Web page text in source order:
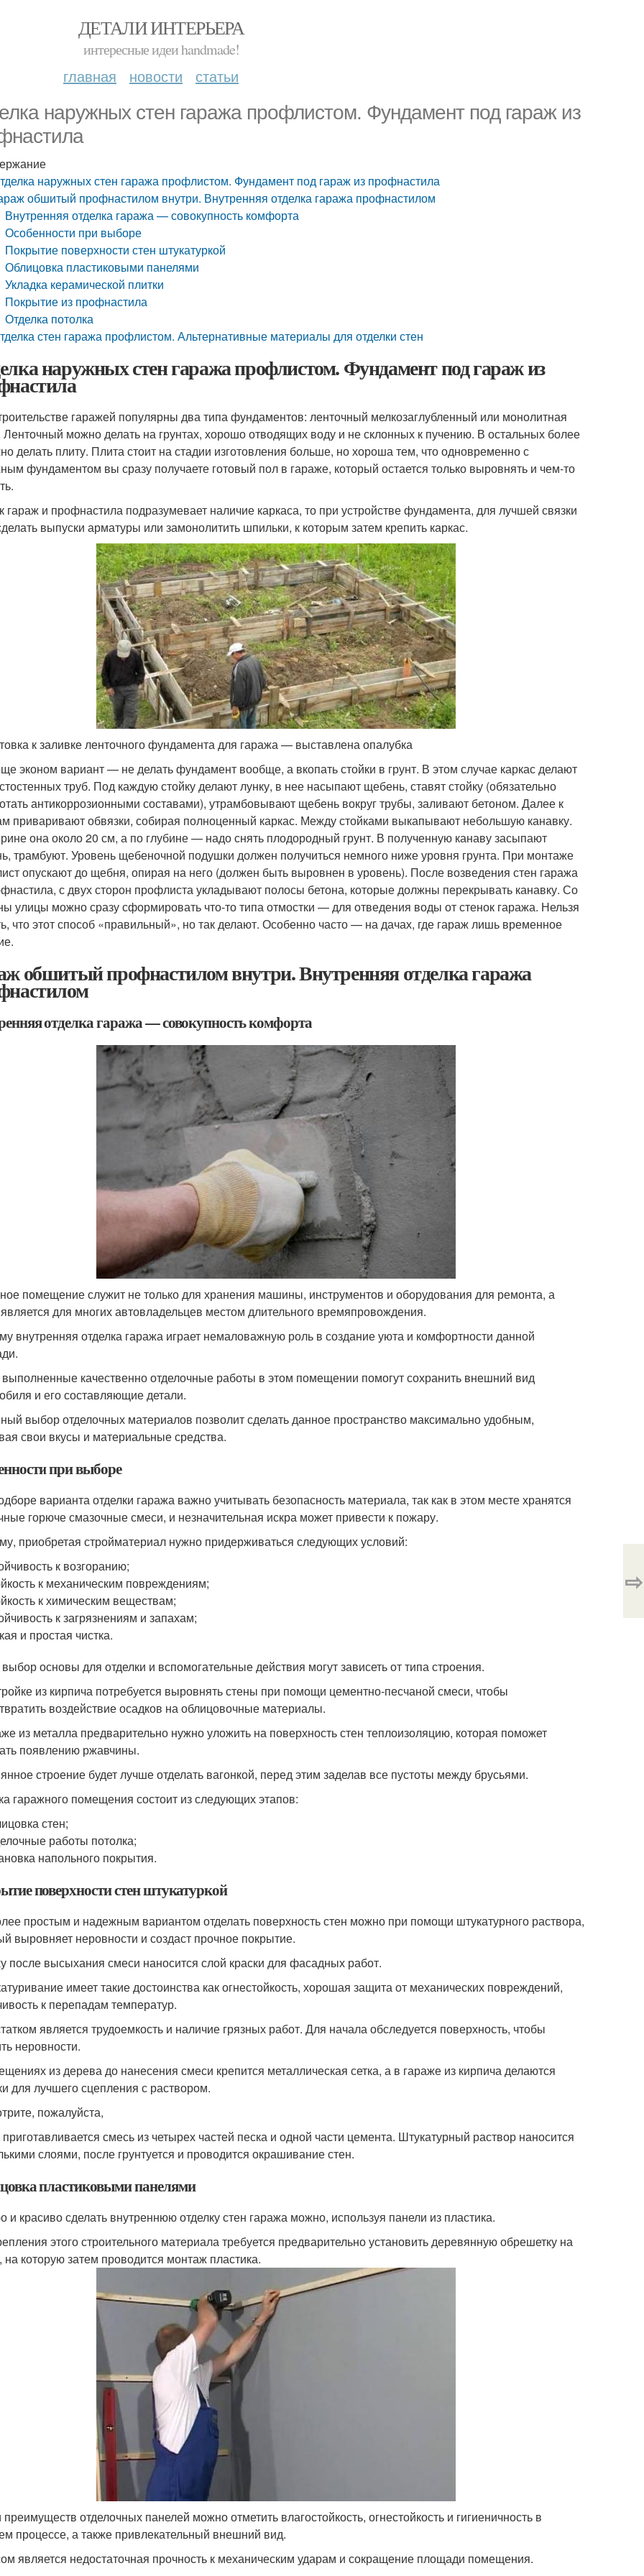
ДЕТАЛИ ИНТЕРЬЕРА
интересные идеи handmade!
главная новости статьи
наружных стен гаража профлистом. Фундамент под гараж из
наружных стен гаража профлистом. Фундамент под гараж из профнастила
обшитый профнастилом внутри. Внутренняя отделка гаража профнастилом
Внутренняя отделка гаража — совокупность комфорта
Особенности при выборе
Покрытие поверхности стен штукатуркой
Облицовка пластиковыми панелями
Укладка керамической плитки
Покрытие из профнастила
Отделка потолка
стен гаража профлистом. Альтернативные материалы для отделки стен
наружных стен гаража профлистом. Фундамент под гараж из
гаражей популярны два типа фундаментов: ленточный мелкозаглубленный или монолитная
Ленточный можно делать на грунтах, хорошо отводящих воду и не склонных к пучению. В остальных более
делать плиту. Плита стоит на стадии изготовления больше, но хороша тем, что одновременно с
фундаментом вы сразу получаете готовый пол в гараже, который остается только выровнять и чем-то
гараж и профнастила подразумевает наличие каркаса, то при устройстве фундамента, для лучшей связки
выпуски арматуры или замонолитить шпильки, к которым затем крепить каркас.
к заливке ленточного фундамента для гаража — выставлена опалубка
эконом вариант — не делать фундамент вообще, а вкопать стойки в грунт. В этом случае каркас делают
труб. Под каждую стойку делают лунку, в нее насыпают щебень, ставят стойку (обязательно
антикоррозионными составами), утрамбовывают щебень вокруг трубы, заливают бетоном. Далее к
приваривают обвязки, собирая полноценный каркас. Между стойками выкапывают небольшую канавку.
она около 20 см, а по глубине — надо снять плодородный грунт. В полученную канаву засыпают
трамбуют. Уровень щебеночной подушки должен получиться немного ниже уровня грунта. При монтаже
опускают до щебня, опирая на него (должен быть выровнен в уровень). После возведения стен гаража
с двух сторон профлиста укладывают полосы бетона, которые должны перекрывать канавку. Со
улицы можно сразу сформировать что-то типа отмостки — для отведения воды от стенок гаража. Нельзя
что этот способ «правильный», но так делают. Особенно часто — на дачах, где гараж лишь временное
обшитый профнастилом внутри. Внутренняя отделка гаража
отделка гаража — совокупность комфорта
помещение служит не только для хранения машины, инструментов и оборудования для ремонта, а
для многих автовладельцев местом длительного времяпровождения.
внутренняя отделка гаража играет немаловажную роль в создание уюта и комфортности данной
качественно отделочные работы в этом помещении помогут сохранить внешний вид
и его составляющие детали.
выбор отделочных материалов позволит сделать данное пространство максимально удобным,
свои вкусы и материальные средства.
при выборе
варианта отделки гаража важно учитывать безопасность материала, так как в этом месте хранятся
горюче смазочные смеси, и незначительная искра может привести к пожару.
приобретая стройматериал нужно придерживаться следующих условий:
к возгоранию;
к механическим повреждениям;
к химическим веществам;
к загрязнениям и запахам;
и простая чистка.
основы для отделки и вспомогательные действия могут зависеть от типа строения.
из кирпича потребуется выровнять стены при помощи цементно-песчаной смеси, чтобы
воздействие осадков на облицовочные материалы.
из металла предварительно нужно уложить на поверхность стен теплоизоляцию, которая поможет
появлению ржавчины.
строение будет лучше отделать вагонкой, перед этим заделав все пустоты между брусьями.
гаражного помещения состоит из следующих этапов:
стен;
работы потолка;
напольного покрытия.
поверхности стен штукатуркой
простым и надежным вариантом отделать поверхность стен можно при помощи штукатурного раствора,
выровняет неровности и создаст прочное покрытие.
после высыхания смеси наносится слой краски для фасадных работ.
имеет такие достоинства как огнестойкость, хорошая защита от механических повреждений,
к перепадам температур.
является трудоемкость и наличие грязных работ. Для начала обследуется поверхность, чтобы
неровности.
из дерева до нанесения смеси крепится металлическая сетка, а в гараже из кирпича делаются
для лучшего сцепления с раствором.
пожалуйста,
смесь из четырех частей песка и одной части цемента. Штукатурный раствор наносится
слоями, после грунтуется и проводится окрашивание стен.
пластиковыми панелями
и красиво сделать внутреннюю отделку стен гаража можно, используя панели из пластика.
этого строительного материала требуется предварительно установить деревянную обрешетку на
на которую затем проводится монтаж пластика.
отделочных панелей можно отметить влагостойкость, огнестойкость и гигиеничность в
процессе, а также привлекательный внешний вид.
является недостаточная прочность к механическим ударам и сокращение площади помещения.
⇨